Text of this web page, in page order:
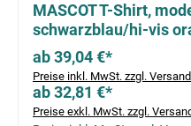
MASCOT T-Shirt,
schwarzblau/hi-vis
ab 39,04 €*
Preise inkl. MwSt. zzgl.
ab 32,81 €*
Preise exkl. MwSt. zzgl.